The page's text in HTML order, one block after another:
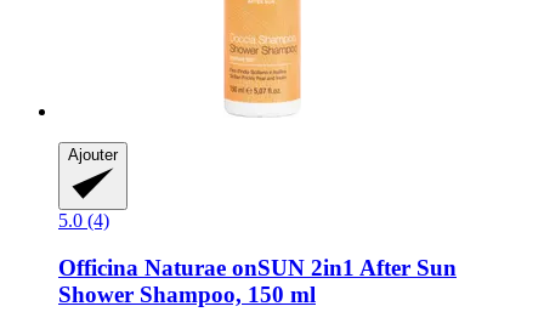
Ajouter
5.0 (4)
Officina Naturae onSUN 2in1 After Sun
Shower Shampoo, 150 ml